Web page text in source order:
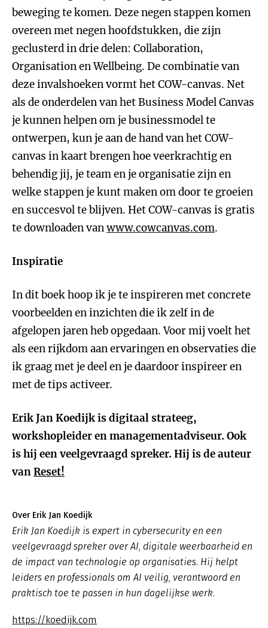
beweging te komen. Deze negen stappen komen
overeen met negen hoofdstukken, die zijn
geclusterd in drie delen: Collaboration,
Organisation en Wellbeing. De combinatie van
deze invalshoeken vormt het COW-canvas. Net
als de onderdelen van het Business Model Canvas
je kunnen helpen om je businessmodel te
ontwerpen, kun je aan de hand van het COW-
canvas in kaart brengen hoe veerkrachtig en
behendig jij, je team en je organisatie zijn en
welke stappen je kunt maken om door te groeien
en succesvol te blijven. Het COW-canvas is gratis
te downloaden vanwww.cowcanvas.com.
Inspiratie
In dit boek hoop ik je te inspireren met concrete
voorbeelden en inzichten die ik zelf in de
afgelopen jaren heb opgedaan. Voor mij voelt het
als een rijkdom aan ervaringen en observaties die
ik graag met je deel en je daardoor inspireer en
met de tips activeer.
Erik Jan Koedijk is digitaal strateeg,
workshopleider en managementadviseur. Ook
is hij een veelgevraagd spreker. Hij is de auteur
vanReset!
Over Erik Jan Koedijk
Erik Jan Koedijk is expert in cybersecurity en een
veelgevraagd spreker over AI, digitale weerbaarheid en
de impact van technologie op organisaties. Hij helpt
leiders en professionals om AI veilig, verantwoord en
praktisch toe te passen in hun dagelijkse werk.
https://koedijk.com